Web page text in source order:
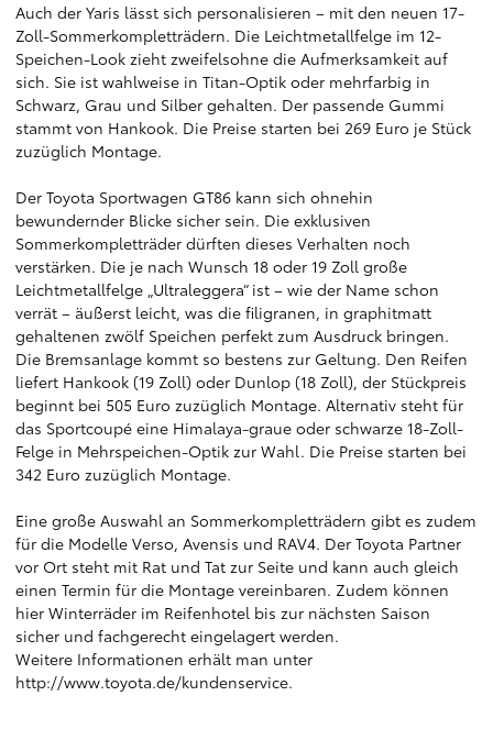
Auch der Yaris lässt sich personalisieren – mit den neuen 17-
Zoll-Sommerkompletträdern. Die Leichtmetallfelge im 12-
Speichen-Look zieht zweifelsohne die Aufmerksamkeit auf
sich. Sie ist wahlweise in Titan-Optik oder mehrfarbig in
Schwarz, Grau und Silber gehalten. Der passende Gummi
stammt von Hankook. Die Preise starten bei 269 Euro je Stück
zuzüglich Montage.
Der Toyota Sportwagen GT86 kann sich ohnehin
bewundernder Blicke sicher sein. Die exklusiven
Sommerkompletträder dürften dieses Verhalten noch
verstärken. Die je nach Wunsch 18 oder 19 Zoll große
Leichtmetallfelge „Ultraleggera“ ist – wie der Name schon
verrät – äußerst leicht, was die filigranen, in graphitmatt
gehaltenen zwölf Speichen perfekt zum Ausdruck bringen.
Die Bremsanlage kommt so bestens zur Geltung. Den Reifen
liefert Hankook (19 Zoll) oder Dunlop (18 Zoll), der Stückpreis
beginnt bei 505 Euro zuzüglich Montage. Alternativ steht für
das Sportcoupé eine Himalaya-graue oder schwarze 18-Zoll-
Felge in Mehrspeichen-Optik zur Wahl. Die Preise starten bei
342 Euro zuzüglich Montage.
Eine große Auswahl an Sommerkompletträdern gibt es zudem
für die Modelle Verso, Avensis und RAV4. Der Toyota Partner
vor Ort steht mit Rat und Tat zur Seite und kann auch gleich
einen Termin für die Montage vereinbaren. Zudem können
hier Winterräder im Reifenhotel bis zur nächsten Saison
sicher und fachgerecht eingelagert werden.
Weitere Informationen erhält man unter
http://www.toyota.de/kundenservice.